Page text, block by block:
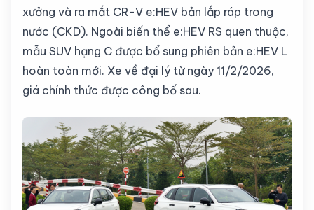
xưởng và ra mắt CR-V e:HEV bản lắp ráp trong
nước (CKD). Ngoài biến thể e:HEV RS quen thuộc,
mẫu SUV hạng C được bổ sung phiên bản e:HEV L
hoàn toàn mới. Xe về đại lý từ ngày 11/2/2026,
giá chính thức được công bố sau.